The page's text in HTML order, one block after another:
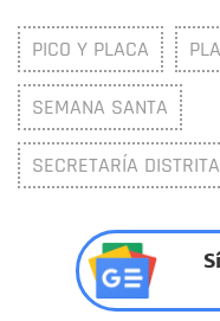
PICO Y PLACA
SEMANA SANTA
SECRETARÍA